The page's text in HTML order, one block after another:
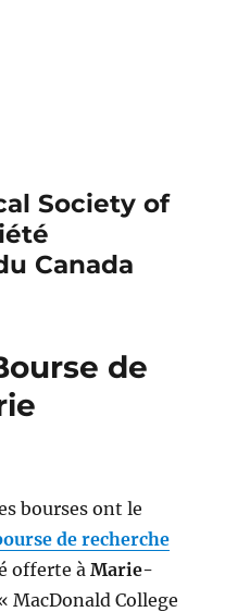
Society of
Canada
de
bourses ont le
de recherche
offerte àMarie-
MacDonald College